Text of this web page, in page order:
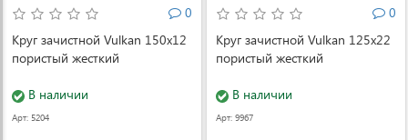
0
Круг зачистной Vulkan 150x12
пористый жесткий
В наличии
Арт: 5204
0
Круг зачистной Vulkan 125x22
пористый жесткий
В наличии
Арт: 9967